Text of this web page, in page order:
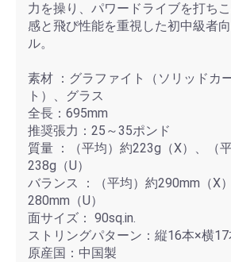
力を操り、パワードライブを打ち
感と飛び性能を重視した初中級者
ル。
素材 ：グラファイト（ソリッドカ
ト）、グラス
全長：695mm
推奨張力：25～35ポンド
質量 ：（平均）約223g（X）、（
238g（U）
バランス ：（平均）約290mm（X
280mm（U）
面サイズ： 90sq.in.
ストリングパターン：縦16本×横17
原産国：中国製